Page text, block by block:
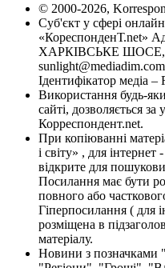
© 2000-2026,
Суб'єкт у сфері
«КореспонденТ.net»
ХАРКІВСЬКЕ ШОСЕ,
Ідентифікатор медіа –
Використання будь-
сайті, дозволяється
Корреспондент.net.
При копіюванні
і світу» , для
відкрите для
Посилання має бути
повного або
Гіперпосилання ( для
розміщена в
матеріалу.
Новини з позначками